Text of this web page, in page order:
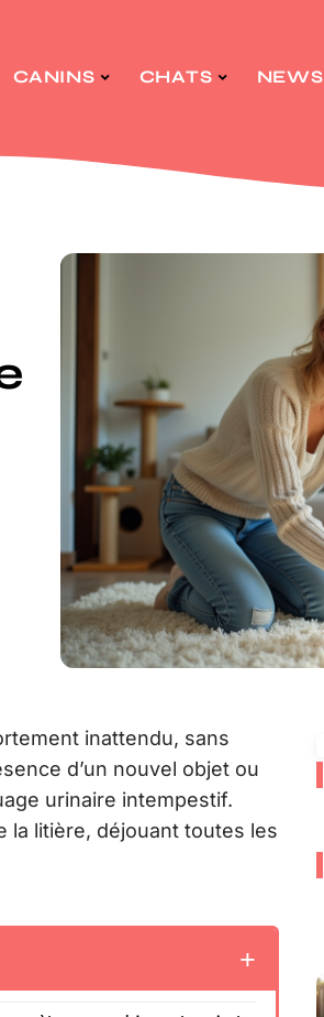
CANINS CHATS NEWS
inattendu, sans
d’un nouvel objet ou
urinaire intempestif.
la litière, déjouant toutes les